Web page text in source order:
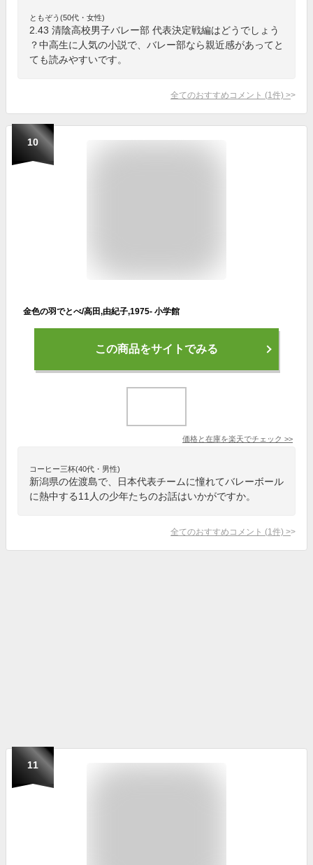
ともぞう(50代・女性)
2.43 清陰高校男子バレー部 代表決定戦編はどうでしょう
？中高生に人気の小説で、バレー部なら親近感があってと
ても読みやすいです。
全てのおすすめコメント (1 件) >
10
金色の羽でとべ/高田,由紀子,1975- 小学館
この商品をサイトでみる
価格と在庫を楽天でチェック >>
コーヒー三杯(40代・男性)
新潟県の佐渡島で、日本代表チームに憧れてバレーボール
に熱中する11人の少年たちのお話はいかがですか。
全てのおすすめコメント (1 件) >
11